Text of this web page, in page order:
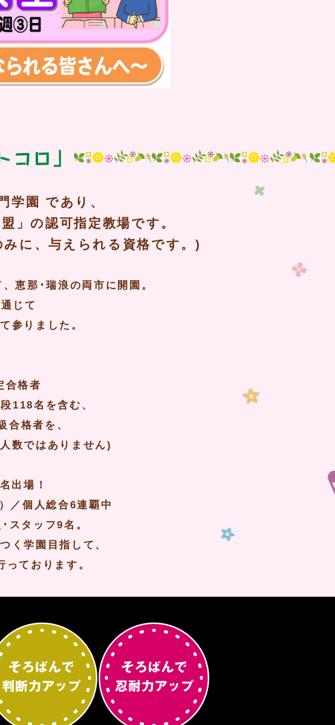
学園 であり、
」の認可指定教場です。
みに、与えられる資格です。)
恵那･瑞浪の両市に開園。
じて
参りました。
合格者
118名を含む、
格者を、
数ではありません)
出場！
／個人総合6連覇中
スタッフ9名。
く学園目指して、
っております。